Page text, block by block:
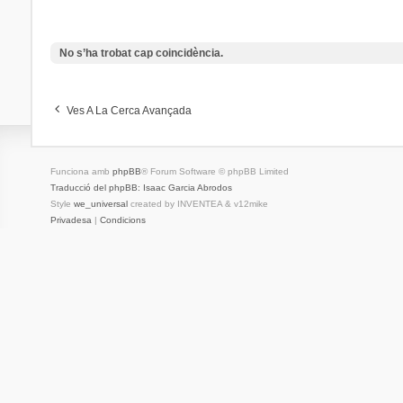
No s’ha trobat cap coincidència.
Ves A La Cerca Avançada
Funciona amb phpBB® Forum Software © phpBB Limited
Traducció del phpBB: Isaac Garcia Abrodos
Style we_universalcreated by INVENTEA & v12mike
Privadesa | Condicions